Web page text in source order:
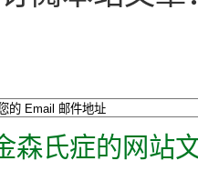
森氏症的网站